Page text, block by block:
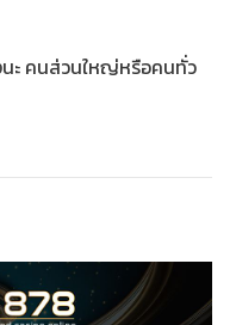
นะ คนส่วนใหญ่หรือคนทั่ว